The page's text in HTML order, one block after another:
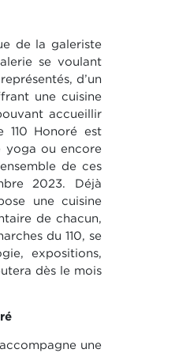
de la galeriste
se voulant
d’un
une cuisine
accueillir
110 Honoré est
yoga ou encore
de ces
2023. Déjà
une cuisine
de chacun,
du 110, se
expositions,
dès le mois
une